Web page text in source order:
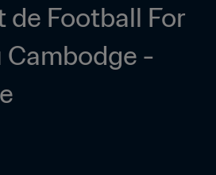
de Football For
Cambodge -